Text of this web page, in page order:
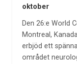
oktober
Den 26:e World
Montreal,
erbjöd ett
området